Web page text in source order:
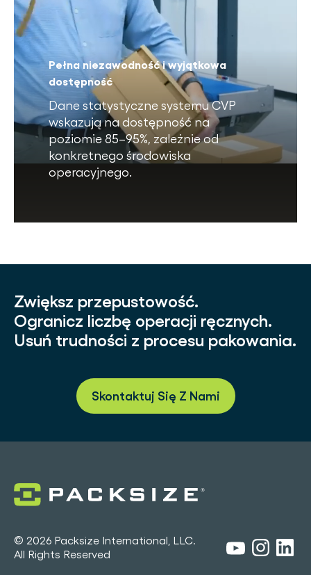
Pełna niezawodność i wyjątkowa
dostępność
Dane statystyczne systemu CVP
wskazują na dostępność na
poziomie 85–95%, zależnie od
konkretnego środowiska
operacyjnego.
Zwiększ przepustowość.
Ogranicz liczbę operacji ręcznych.
Usuń trudności z procesu pakowania.
Skontaktuj Się Z Nami
© 2026 Packsize International, LLC.
All Rights Reserved